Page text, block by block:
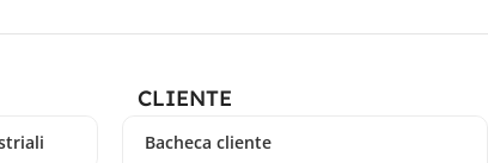
CLIENTE
Bacheca cliente